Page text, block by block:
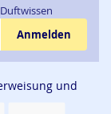
Anmelden
und